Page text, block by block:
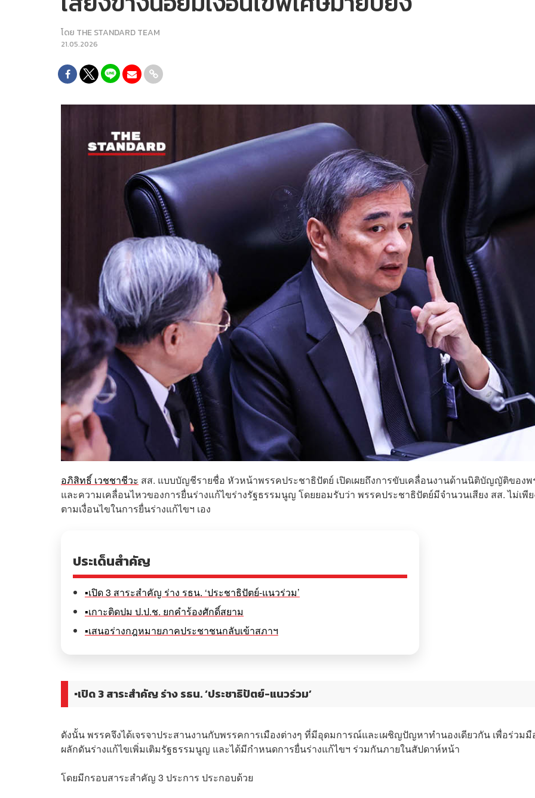
โดย THE STANDARD TEAM
21.05.2026
อภิสิทธิ์ เวชชาชีวะ สส. แบบบัญชีรายชื่อ หัวหน้าพรรคประชาธิปัตย์ เปิดเผยถึงการขับเคลื่อนงานด้านนิติบัญญัติของ
และความเคลื่อนไหวของการยื่นร่างแก้ไขร่างรัฐธรรมนูญ โดยยอมรับว่า พรรคประชาธิปัตย์มีจำนวนเสียง สส. ไม่เพี
ตามเงื่อนไขในการยื่นร่างแก้ไขฯ เอง
ประเด็นสำคัญ
▪️เปิด 3 สาระสำคัญ ร่าง รธน. ‘ประชาธิปัตย์-แนวร่วม’
▪️เกาะติดปม ป.ป.ช. ยกคำร้องศักดิ์สยาม
▪️เสนอร่างกฎหมายภาคประชาชนกลับเข้าสภาฯ
▪️เปิด 3 สาระสำคัญ ร่าง รธน. ‘ประชาธิปัตย์-แนวร่วม’
ดังนั้น พรรคจึงได้เจรจาประสานงานกับพรรคการเมืองต่างๆ ที่มีอุดมการณ์และเผชิญปัญหาทำนองเดียวกัน เพื่อร่วม
ผลักดันร่างแก้ไขเพิ่มเติมรัฐธรรมนูญ และได้มีกำหนดการยื่นร่างแก้ไขฯ ร่วมกันภายในสัปดาห์หน้า
โดยมีกรอบสาระสำคัญ 3 ประการ ประกอบด้วย